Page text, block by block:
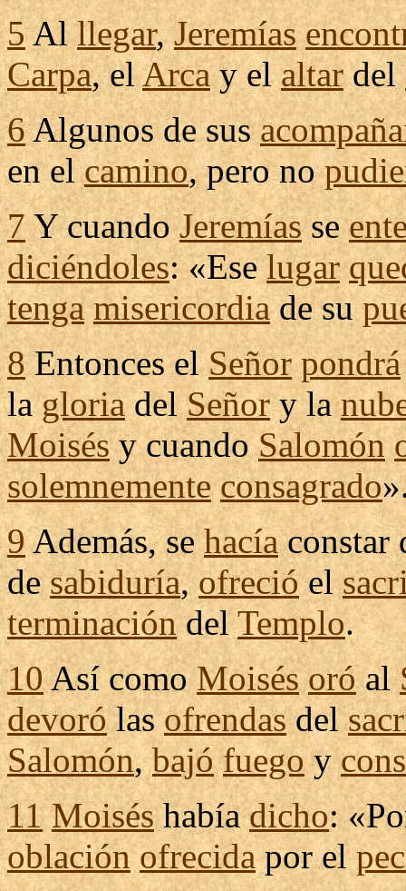
5Alllegar,Jeremías
Carpa, elArcay elaltardel
6Algunos de sus
en elcamino, pero no
7Y cuandoJeremíasse
diciéndoles: «Eselugar
tenga misericordiade su
8Entonces elSeñor pondrá
lagloriadelSeñory la
Moisésy cuandoSalomón
solemnemente consagrado
9Además, sehacía constar
desabiduría,ofrecióel
terminacióndelTemplo.
10Así comoMoisés oróal
devorólasofrendasdel
Salomón,bajó fuegoy
11 Moiséshabíadicho:
oblación ofrecidapor el